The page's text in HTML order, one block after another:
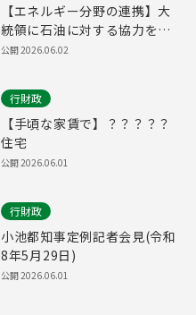
【エネルギー分野の連携】大
統領に石油に対する協力を依
頼
公開 2026.06.02
行財政
【手頃な家賃で】？？？？？
住宅
公開 2026.06.01
行財政
小池都知事定例記者会見(令和
8年5月29日)
公開 2026.06.01